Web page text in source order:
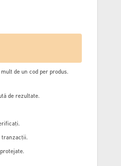
de un cod per produs.
de rezultate.
tranzacții.